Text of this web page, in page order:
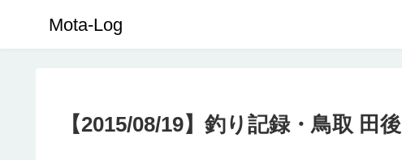
Mota-Log
【2015/08/19】釣り記録・鳥取 田後